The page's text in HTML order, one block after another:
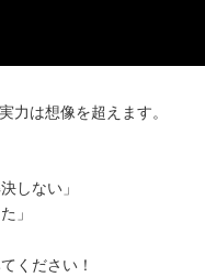
力は想像を超えます。
しない」
」
ください！